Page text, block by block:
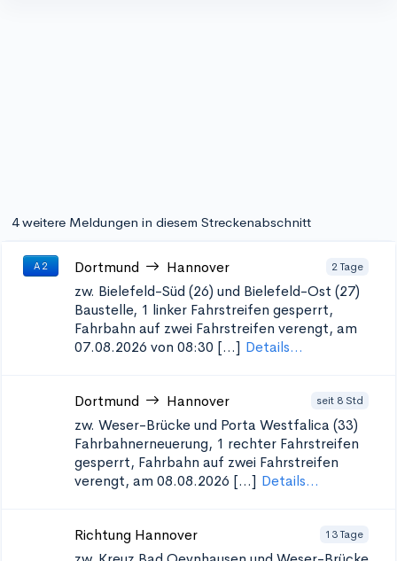
4 weitere Meldungen in diesem Streckenabschnitt
A 2 Dortmund Hannover 2 Tage
zw. Bielefeld-Süd (26) und Bielefeld-Ost (27)
Baustelle, 1 linker Fahrstreifen gesperrt,
Fahrbahn auf zwei Fahrstreifen verengt, am
07.08.2026 von 08:30 [...] Details...
Dortmund Hannover seit 8 Std
zw. Weser-Brücke und Porta Westfalica (33)
Fahrbahnerneuerung, 1 rechter Fahrstreifen
gesperrt, Fahrbahn auf zwei Fahrstreifen
verengt, am 08.08.2026 [...] Details...
Richtung Hannover 13 Tage